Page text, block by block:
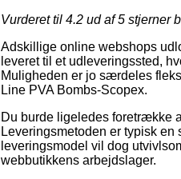
Vurderet til 4.2 ud af 5 stjerner
Adskillige online webshops
leveret til et udleveringssted,
Muligheden er jo særdeles
Line PVA Bombs-Scopex.
Du burde ligeledes foretrække
Leveringsmetoden er typisk
leveringsmodel vil dog
webbutikkens arbejdslager.